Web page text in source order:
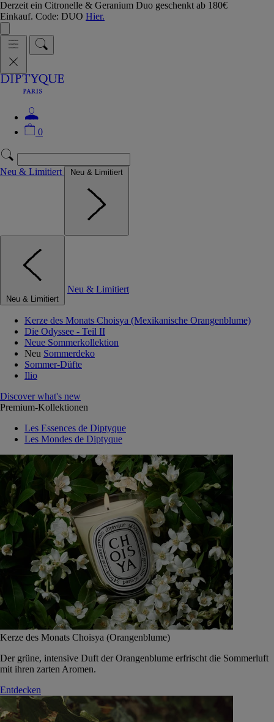
Derzeit ein Citronelle & Geranium Duo geschenkt ab 180€
Einkauf. Code: DUO Hier.
0
Neu & Limitiert Neu & Limitiert
Neu & Limitiert
Neu & Limitiert
Kerze des Monats Choisya (Mexikanische Orangenblume)
Die Odyssee - Teil II
Neue Sommerkollektion
Neu Sommerdeko
Sommer-Düfte
Ilio
Discover what's new
Premium-Kollektionen
Les Essences de Diptyque
Les Mondes de Diptyque
Kerze des Monats Choisya (Orangenblume)
Der grüne, intensive Duft der Orangenblume erfrischt die Sommerluft
mit ihren zarten Aromen.
Entdecken